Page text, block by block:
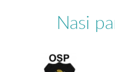
Nasi